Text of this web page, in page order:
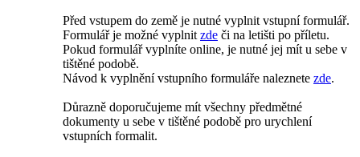
Před vstupem do země je nutné vyplnit vstupní formulář.
Formulář je možné vyplnit zde či na letišti po příletu.
Pokud formulář vyplníte online, je nutné jej mít u sebe v
tištěné podobě.
Návod k vyplnění vstupního formuláře naleznete zde.
Důrazně doporučujeme mít všechny předmětné
dokumenty u sebe v tištěné podobě pro urychlení
vstupních formalit.